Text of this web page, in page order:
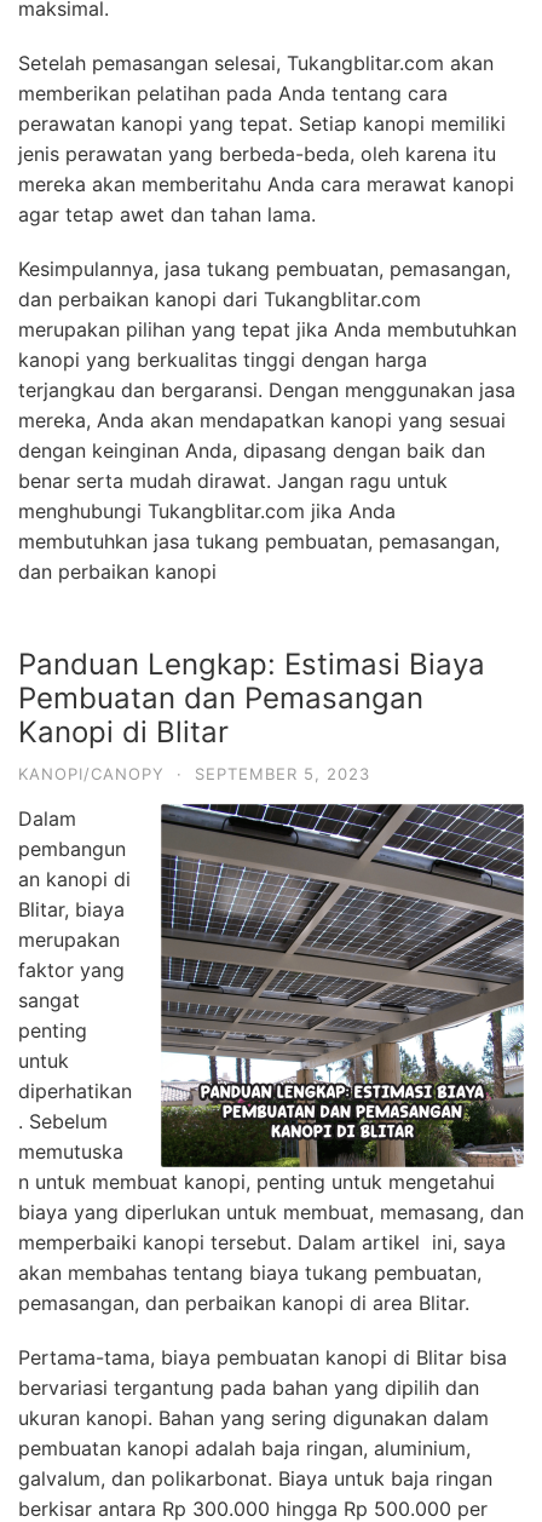
maksimal.
Setelah pemasangan selesai, Tukangblitar.com akan
memberikan pelatihan pada Anda tentang cara
perawatan kanopi yang tepat. Setiap kanopi memiliki
jenis perawatan yang berbeda-beda, oleh karena itu
mereka akan memberitahu Anda cara merawat kanopi
agar tetap awet dan tahan lama.
Kesimpulannya, jasa tukang pembuatan, pemasangan,
dan perbaikan kanopi dari Tukangblitar.com
merupakan pilihan yang tepat jika Anda membutuhkan
kanopi yang berkualitas tinggi dengan harga
terjangkau dan bergaransi. Dengan menggunakan jasa
mereka, Anda akan mendapatkan kanopi yang sesuai
dengan keinginan Anda, dipasang dengan baik dan
benar serta mudah dirawat. Jangan ragu untuk
menghubungi Tukangblitar.com jika Anda
membutuhkan jasa tukang pembuatan, pemasangan,
dan perbaikan kanopi
Panduan Lengkap: Estimasi Biaya
Pembuatan dan Pemasangan
Kanopi di Blitar
KANOPI/CANOPY · SEPTEMBER 5, 2023
Dalam
pembangun
an kanopi di
Blitar, biaya
merupakan
faktor yang
sangat
penting
untuk
diperhatikan
. Sebelum
memutuska
n untuk membuat kanopi, penting untuk mengetahui
biaya yang diperlukan untuk membuat, memasang, dan
memperbaiki kanopi tersebut. Dalam artikel ini, saya
akan membahas tentang biaya tukang pembuatan,
pemasangan, dan perbaikan kanopi di area Blitar.
Pertama-tama, biaya pembuatan kanopi di Blitar bisa
bervariasi tergantung pada bahan yang dipilih dan
ukuran kanopi. Bahan yang sering digunakan dalam
pembuatan kanopi adalah baja ringan, aluminium,
galvalum, dan polikarbonat. Biaya untuk baja ringan
berkisar antara Rp 300.000 hingga Rp 500.000 per